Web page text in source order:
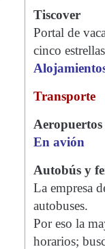
Tiscover
Portal de
cinco
Transporte
Aeropuertos
En avión
Autobús y
La empresa
autobuses.
Por eso la
horarios;